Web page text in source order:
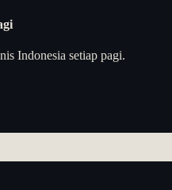
Indonesia setiap pagi.